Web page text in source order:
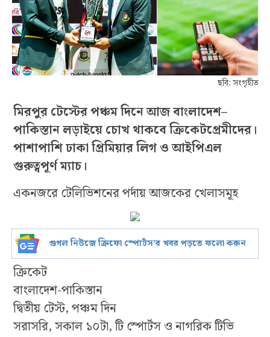
ছবি: সংগৃহীত
মিরপুর টেস্টের পঞ্চম দিনে আজ বাংলাদেশ–
পাকিস্তান লড়াইয়ে চোখ থাকবে ক্রিকেটপ্রেমীদের।
পাশাপাশি ঢাকা প্রিমিয়ার লিগ ও আইপিএল
গুরুত্বপূর্ণ ম্যাচ।
একনজরে টেলিভিশনের পর্দায় আজকের খেলাসমূহ
গুগল নিউজে ক্রিফো স্পোর্টস’র খবর পড়তে ফলো করুন
ক্রিকেট
বাংলাদেশ-পাকিস্তান
দ্বিতীয় টেস্ট, পঞ্চম দিন
সরাসরি, সকাল ১০টা, টি স্পোর্টস ও নাগরিক টিভি